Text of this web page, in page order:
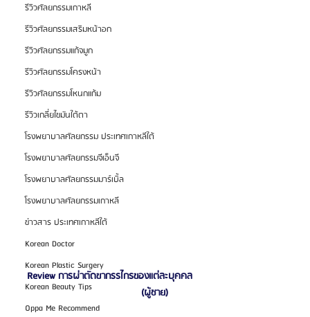
รีวิวศัลยกรรมเกาหลี
รีวิวศัลยกรรมเสริมหน้าอก
รีวิวศัลยกรรมแก้จมูก
รีวิวศัลยกรรมโครงหน้า
รีวิวศัลยกรรมโหนกแก้ม
รีวิวเกลี่ยไขมันใต้ตา
โรงพยาบาลศัลยกรรม ประเทศเกาหลีใต้
โรงพยาบาลศัลยกรรมจีเอ็นจี
โรงพยาบาลศัลยกรรมมาร์เบิ้ล
โรงพยาบาลศัลยกรรมเกาหลี
ข่าวสาร ประเทศเกาหลีใต้
Korean Doctor
Korean Plastic Surgery
Korean Beauty Tips
Oppa Me Recommend
Review การผ่าตัดขากรรไกรของแต่ละบุคคล
(ผู้ชาย)